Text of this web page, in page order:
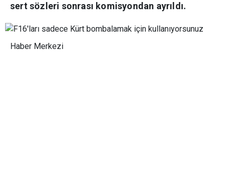
sert sözleri sonrası komisyondan ayrıldı.
Haber Merkezi